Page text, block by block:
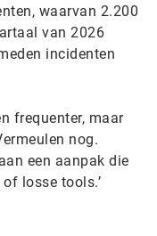
waarvan 2.200
van 2026
incidenten
frequenter, maar
nog.
een aanpak die
losse tools.’